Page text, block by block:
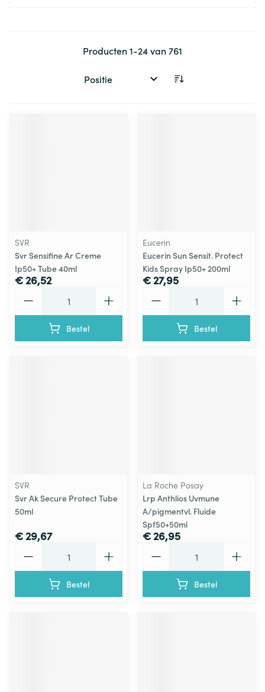
Producten1-24van761
Sorteer op:
SVR
Svr Sensifine Ar Creme
Ip50+ Tube 40ml
€ 26,52
Bestel
Eucerin
Eucerin Sun Sensit. Protect
Kids Spray Ip50+ 200ml
€ 27,95
Bestel
SVR
Svr Ak Secure Protect Tube
50ml
€ 29,67
Bestel
La Roche Posay
Lrp Anthlios Uvmune
A/pigmentvl. Fluide
Spf50+50ml
€ 26,95
Bestel